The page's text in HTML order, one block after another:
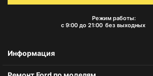
Режим работы:
с 9:00 до 21:00 без выходных
Информация